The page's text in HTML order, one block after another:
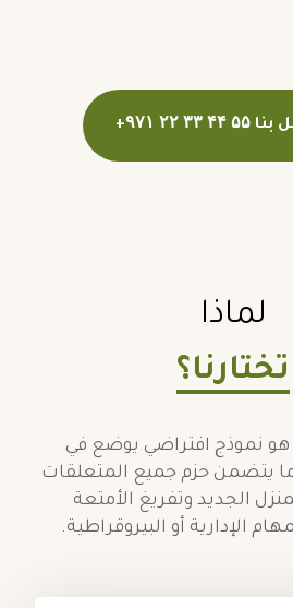
۴۴ ۳۳ ۲۲ ۹۷۱+
لماذا
تختارنا؟
هو نموذج افتراضي يوضع في
يتضمن حزم جميع المتعلقات
الجديد وتفريغ الأمتعة
الإدارية أو البيروقراطية.